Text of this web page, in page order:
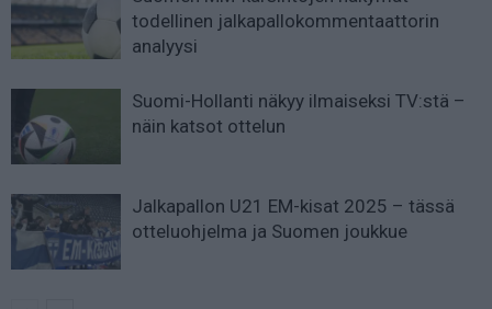
todellinen jalkapallokommentaattorin
analyysi
Suomi-Hollanti näkyy ilmaiseksi TV:stä –
näin katsot ottelun
Jalkapallon U21 EM-kisat 2025 – tässä
otteluohjelma ja Suomen joukkue